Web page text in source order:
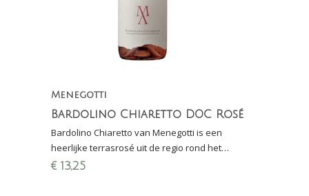
Menegotti
Bardolino Chiaretto DOC Rosé
Bardolino Chiaretto van Menegotti is een
heerlijke terrasrosé uit de regio rond het
Gardameer (Veneto). Winnaar Proefschrift
€ 13,25